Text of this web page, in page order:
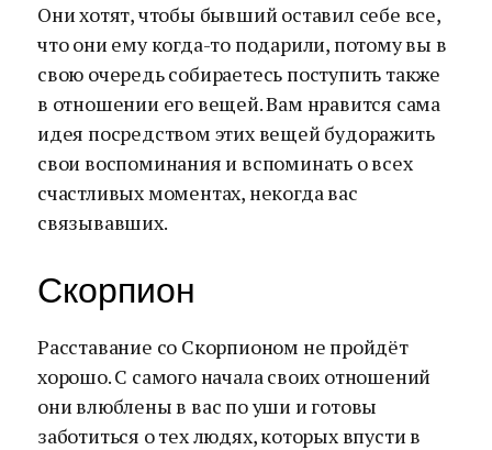
Они хотят, чтобы бывший оставил себе все,
что они ему когда-то подарили, потому вы в
свою очередь собираетесь поступить также
в отношении его вещей. Вам нравится сама
идея посредством этих вещей будоражить
свои воспоминания и вспоминать о всех
счастливых моментах, некогда вас
связывавших.
Скорпион
Расставание со Скорпионом не пройдёт
хорошо. С самого начала своих отношений
они влюблены в вас по уши и готовы
заботиться о тех людях, которых впусти в